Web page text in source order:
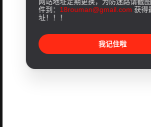
件到： 18rouman@gmail.com 获得
址！！！
我记住啦